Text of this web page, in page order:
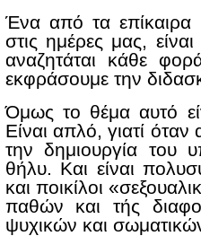
Ένα από τα επίκαιρα
στις ημέρες μας,
αναζητάται κάθε
εκφράσουμε την
Όμως το θέμα αυτό
Είναι απλό, γιατί
την δημιουργία του
θήλυ. Και είναι
και ποικίλοι
παθών και τής
ψυχικών και